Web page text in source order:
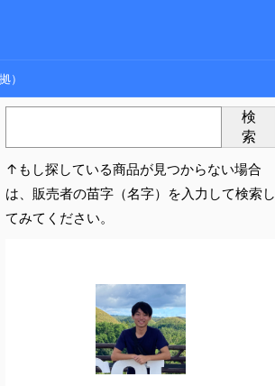
）
検
索
↑もし探している商品が見つからない場合
は、販売者の苗字（名字）を入力して検索し
てみてください。